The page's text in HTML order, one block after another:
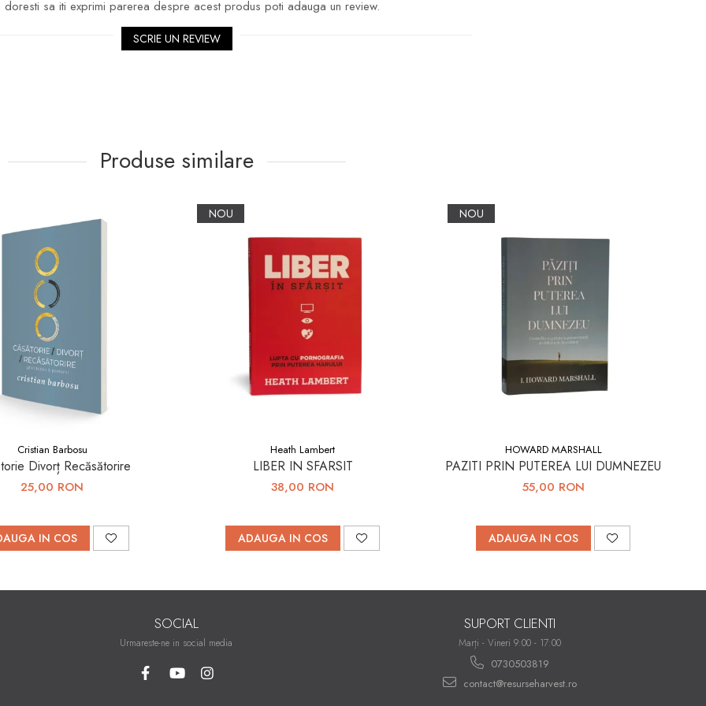
doresti sa iti exprimi parerea despre acest produs poti adauga un review.
SCRIE UN REVIEW
Produse similare
Cristian Barbosu
Divorț Recăsătorire
25,00 RON
IN COS
NOU
Heath Lambert
LIBER IN SFARSIT
38,00 RON
ADAUGA IN COS
NOU
HOWARD MARSHALL
PAZITI PRIN PUTEREA LUI DUMNEZEU
55,00 RON
ADAUGA IN COS
SOCIAL
Urmareste-ne in social media
SUPORT CLIENTI
Marți - Vineri 9:00 - 17:00
0730503819
contact@resurseharvest.ro